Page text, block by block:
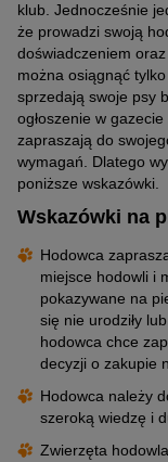
klub. Jednocześnie
że prowadzi swoją
doświadczeniem
można osiągnąć
sprzedają swoje psy
ogłoszenie w
zapraszają do
wymagań. Dlatego
poniższe wskazówki.
Wskazówki na
Hodowca
miejsce hodowli i
pokazywane na
się nie urodziły
hodowca chce
decyzji o zakupie
Hodowca należy
szeroką wiedzę i
Zwierzęta